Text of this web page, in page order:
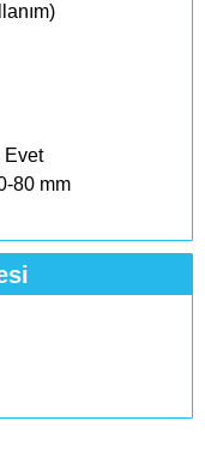
Evet
80 mm